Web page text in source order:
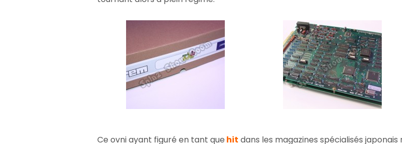
Ce ovni ayant figuré en tant que hit dans les magazines spécialisés